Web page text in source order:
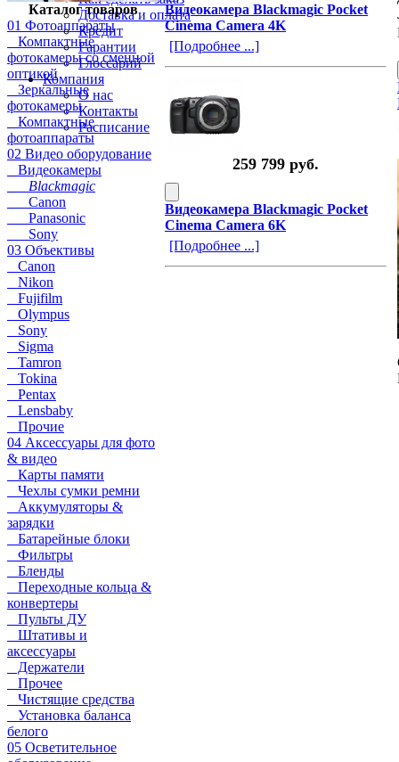
Доставка и оплата
Кредит
Гарантии
Глоссарий
Компания
О нас
Контакты
Расписание
Каталог товаров
01 Фотоаппараты
Компактные
фотокамеры со сменной
оптикой
Зеркальные
фотокамеры
Компактные
фотоаппараты
02 Видео оборудование
Видеокамеры
Blackmagic
Canon
Panasonic
Sony
03 Объективы
Canon
Nikon
Fujifilm
Olympus
Sony
Sigma
Tamron
Tokina
Pentax
Lensbaby
Прочие
04 Аксессуары для фото
& видео
Карты памяти
Чехлы сумки ремни
Аккумуляторы &
зарядки
Батарейные блоки
Фильтры
Бленды
Переходные кольца &
конвертеры
Пульты ДУ
Штативы и
аксессуары
Держатели
Прочее
Чистящие средства
Установка баланса
белого
05 Осветительное
Видеокамера Blackmagic Pocket
Cinema Camera 4K
[Подробнее ...]
259 799 руб.
Видеокамера Blackmagic Pocket
Cinema Camera 6K
[Подробнее ...]